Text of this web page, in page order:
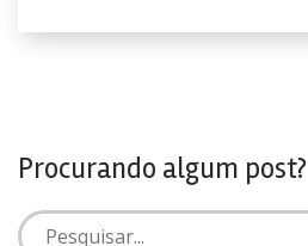
Procurando algum post?